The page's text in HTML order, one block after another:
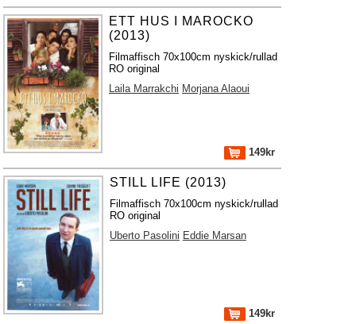
ETT HUS I MAROCKO
(2013)
Filmaffisch 70x100cm nyskick/rullad
RO original
Laila Marrakchi Morjana Alaoui
149kr
STILL LIFE (2013)
Filmaffisch 70x100cm nyskick/rullad
RO original
Uberto Pasolini Eddie Marsan
149kr